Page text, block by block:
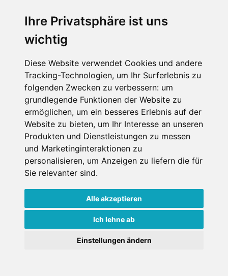
Ihre Privatsphäre ist uns
wichtig
Diese Website verwendet Cookies und andere
Tracking-Technologien, um Ihr Surferlebnis zu
folgenden Zwecken zu verbessern: um
grundlegende Funktionen der Website zu
ermöglichen, um ein besseres Erlebnis auf der
Website zu bieten, um Ihr Interesse an unseren
Produkten und Dienstleistungen zu messen
und Marketinginteraktionen zu
personalisieren, um Anzeigen zu liefern die für
Sie relevanter sind.
Alle akzeptieren
Ich lehne ab
Einstellungen ändern
Ort
Erster Miettag
Letzter Miettag
1
Erwachsene
über 18 Jahre bei Mietantritt
0
Kinder
unter 18 Jahre bei Mietantritt